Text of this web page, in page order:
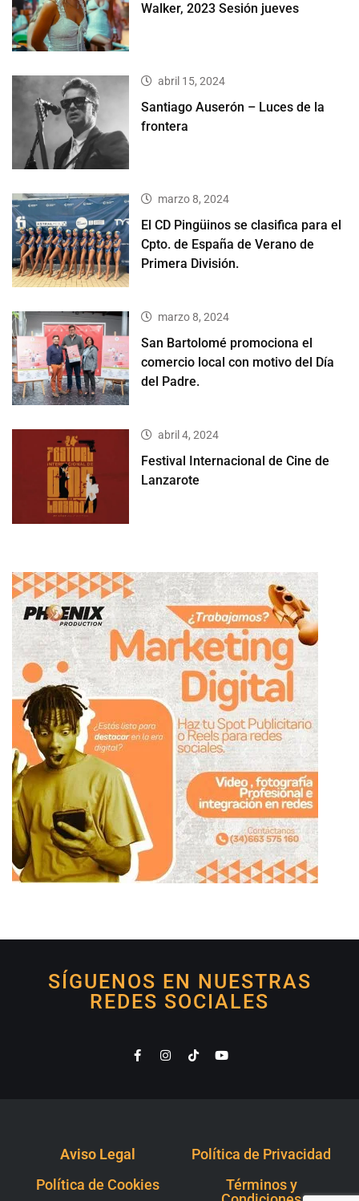
Walker, 2023 Sesión jueves
abril 15, 2024
Santiago Auserón – Luces de la
frontera
marzo 8, 2024
El CD Pingüinos se clasifica para el
Cpto. de España de Verano de
Primera División.
marzo 8, 2024
San Bartolomé promociona el
comercio local con motivo del Día
del Padre.
abril 4, 2024
Festival Internacional de Cine de
Lanzarote
SÍGUENOS EN NUESTRAS
REDES SOCIALES
Aviso Legal
Política de Privacidad
Política de Cookies
Términos y